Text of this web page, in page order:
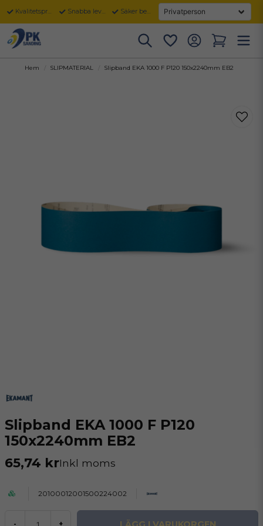
Kvalitetsprodukter Snabba leveranser Säker betalning
Hem SLIPMATERIAL Slipband EKA 1000 F P120 150x2240mm EB2
Slipband EKA 1000 F P120
150x2240mm EB2
65,74 krInkl moms
20100012001500224002
- +